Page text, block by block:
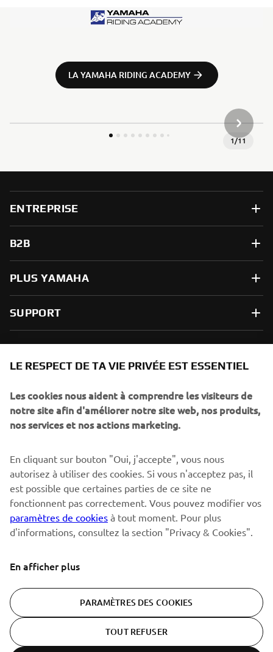
LA YAMAHA RIDING ACADEMY
1/11
ENTREPRISE
B2B
PLUS YAMAHA
SUPPORT
spéciaux, les lancements de produits, etc.
S'ABONNER
Lisez notre politique de confidentialité pour savoir comment
nous traitons vos données personnelles : Politique de
Confidentialité
© Copyright - 2026 Yamaha Motor Europe N.V. - All Rights
Reserved
LE RESPECT DE TA VIE PRIVÉE EST ESSENTIEL
Les cookies nous aident à comprendre les visiteurs de
notre site afin d'améliorer notre site web, nos produits,
nos services et nos actions marketing.
En cliquant sur bouton "Oui, j'accepte", vous nous
autorisez à utiliser des cookies. Si vous n'acceptez pas, il
est possible que certaines parties de ce site ne
fonctionnent pas correctement. Vous pouvez modifier vos
paramètres de cookies à tout moment. Pour plus
d'informations, consultez la section "Privacy & Cookies".
En afficher plus
PARAMÈTRES DES COOKIES
TOUT REFUSER